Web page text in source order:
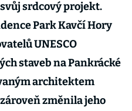
srdcový projekt.
Park Kavčí Hory
UNESCO
staveb na Pankrácké
architektem
změnila jeho